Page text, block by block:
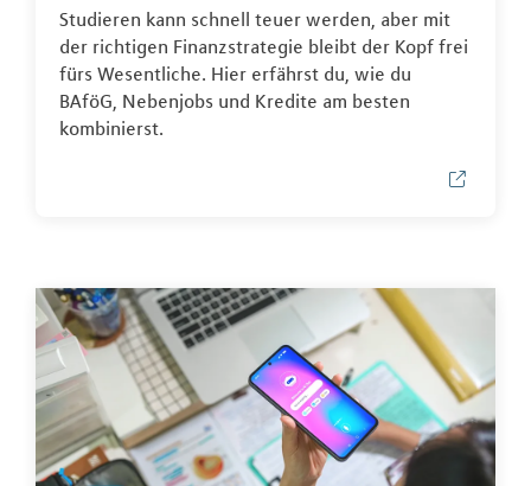
Studieren kann schnell teuer werden, aber mit
der richtigen Finanzstrategie bleibt der Kopf frei
fürs Wesentliche. Hier erfährst du, wie du
BAföG, Nebenjobs und Kredite am besten
kombinierst.